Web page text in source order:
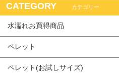
CATEGORY カテゴリー
水濡れお買得商品
ペレット
ペレット(お試しサイズ)